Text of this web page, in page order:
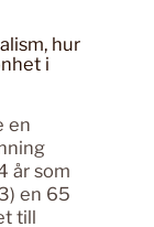
hur
i
en
år som
en 65
till